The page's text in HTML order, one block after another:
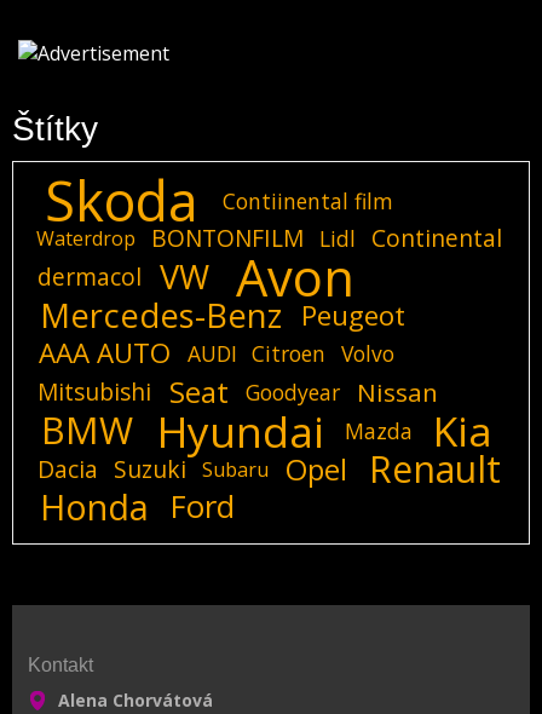
Štítky
Skoda Contiinental film
Waterdrop BONTONFILM Lidl
Continental
dermacol
VW Avon
Mercedes-Benz
Peugeot
AAA AUTO
AUDI Citroen Volvo
Mitsubishi Seat Goodyear Nissan
BMW Hyundai Mazda Kia
Dacia Suzuki Subaru Opel Renault
Honda Ford
Kontakt
Alena Chorvátová